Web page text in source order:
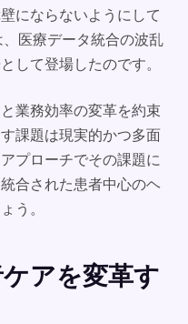
にならないようにして
医療データ統合の波乱
して登場したのです。
業務効率の変革を約束
課題は現実的かつ多面
プローチでその課題に
合された患者中心のヘ
う。
アを変革す